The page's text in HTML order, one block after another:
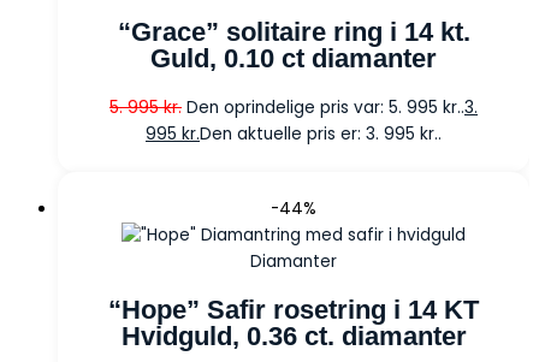
“Grace” solitaire ring i 14 kt.
Guld, 0.10 ct diamanter
5. 995kr. Den oprindelige pris var: 5. 995 kr..3.
995 kr.Den aktuelle pris er: 3. 995 kr..
-44%
Diamanter
“Hope” Safir rosetring i 14 KT
Hvidguld, 0.36 ct. diamanter